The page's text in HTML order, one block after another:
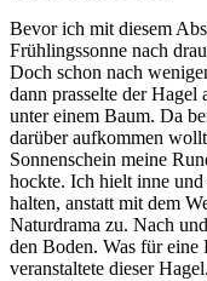
Bevor ich mit diesem
Frühlingssonne nach
Doch schon nach
dann prasselte der
unter einem Baum. Da
darüber aufkommen
Sonnenschein meine
hockte. Ich hielt inne
halten, anstatt mit dem
Naturdrama zu. Nach
den Boden. Was für
veranstaltete dieser